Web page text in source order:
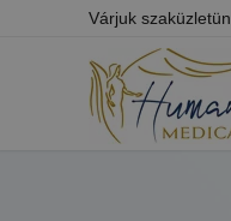
Várjuk